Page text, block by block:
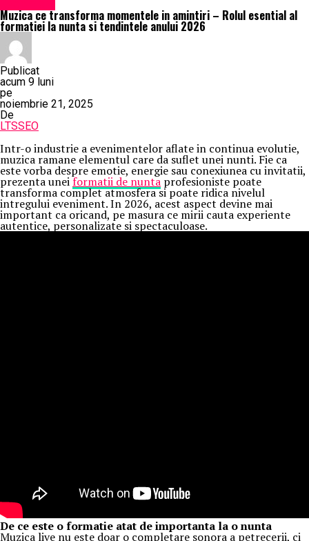
Muzica ce transforma momentele in amintiri – Rolul esential al
formatiei la nunta si tendintele anului 2026
Publicat
acum 9 luni
pe
noiembrie 21, 2025
De
LTSSEO
Intr-o industrie a evenimentelor aflate in continua evolutie,
muzica ramane elementul care da suflet unei nunti. Fie ca
este vorba despre emotie, energie sau conexiunea cu invitatii,
prezenta uneiformatii de nunta profesioniste poate
transforma complet atmosfera si poate ridica nivelul
intregului eveniment. In 2026, acest aspect devine mai
important ca oricand, pe masura ce mirii cauta experiente
autentice, personalizate si spectaculoase.
De ce este o formatie atat de importanta la o nunta
Muzica live nu este doar o completare sonora a petrecerii, ci